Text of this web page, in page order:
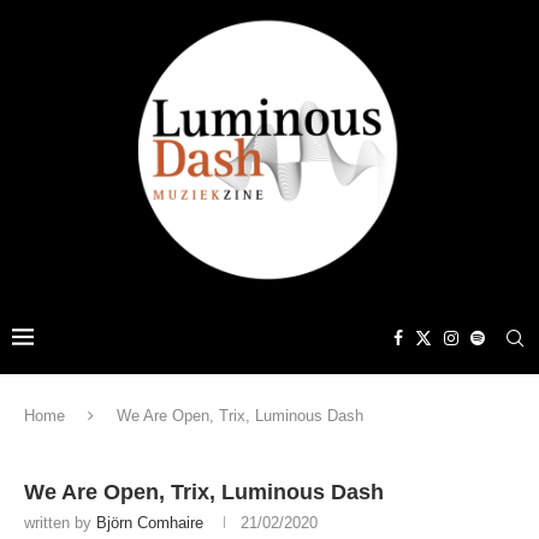
Home We Are Open, Trix, Luminous Dash
We Are Open, Trix, Luminous Dash
written by Björn Comhaire 21/02/2020